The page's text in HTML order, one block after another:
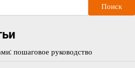
Поиск
пошаговое руководство